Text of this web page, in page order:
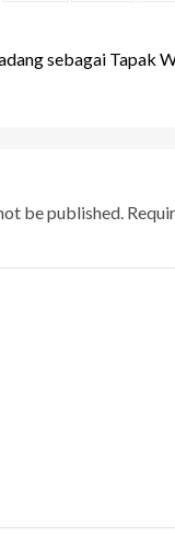
sebagai Tapak
be published.